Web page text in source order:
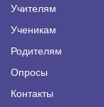
Учителям
Ученикам
Родителям
Опросы
Контакты